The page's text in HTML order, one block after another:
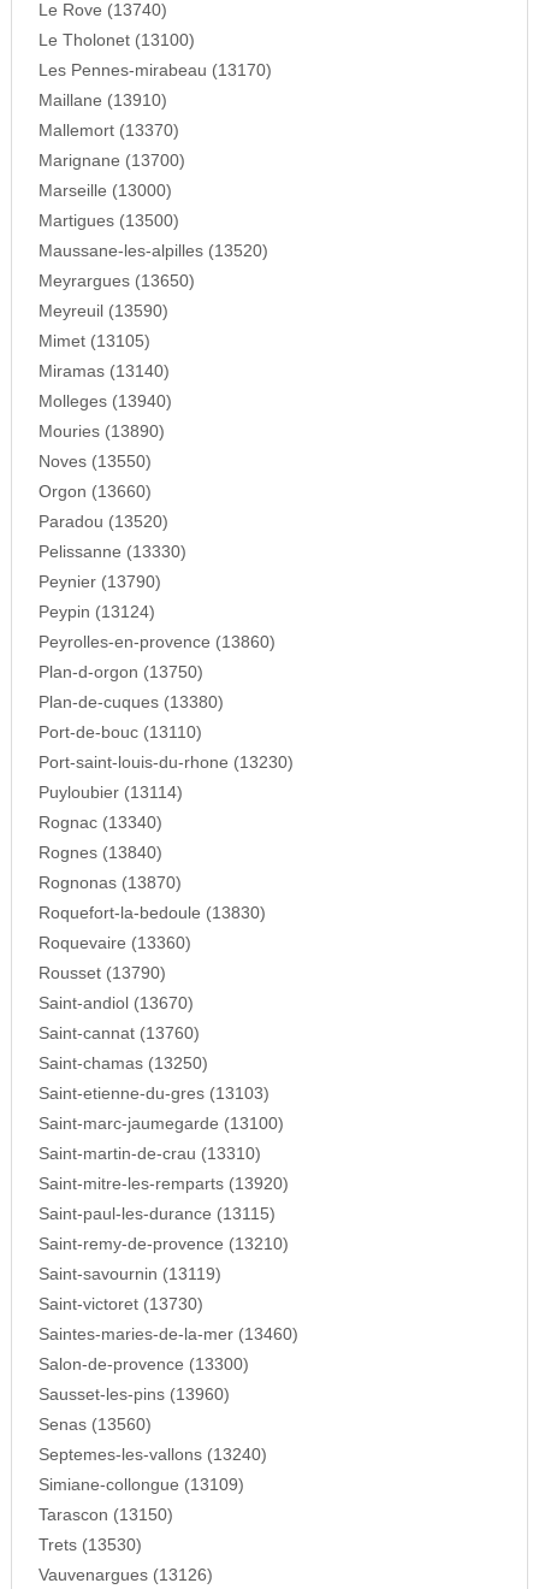
Le Rove (13740)
Le Tholonet (13100)
Les Pennes-mirabeau (13170)
Maillane (13910)
Mallemort (13370)
Marignane (13700)
Marseille (13000)
Martigues (13500)
Maussane-les-alpilles (13520)
Meyrargues (13650)
Meyreuil (13590)
Mimet (13105)
Miramas (13140)
Molleges (13940)
Mouries (13890)
Noves (13550)
Orgon (13660)
Paradou (13520)
Pelissanne (13330)
Peynier (13790)
Peypin (13124)
Peyrolles-en-provence (13860)
Plan-d-orgon (13750)
Plan-de-cuques (13380)
Port-de-bouc (13110)
Port-saint-louis-du-rhone (13230)
Puyloubier (13114)
Rognac (13340)
Rognes (13840)
Rognonas (13870)
Roquefort-la-bedoule (13830)
Roquevaire (13360)
Rousset (13790)
Saint-andiol (13670)
Saint-cannat (13760)
Saint-chamas (13250)
Saint-etienne-du-gres (13103)
Saint-marc-jaumegarde (13100)
Saint-martin-de-crau (13310)
Saint-mitre-les-remparts (13920)
Saint-paul-les-durance (13115)
Saint-remy-de-provence (13210)
Saint-savournin (13119)
Saint-victoret (13730)
Saintes-maries-de-la-mer (13460)
Salon-de-provence (13300)
Sausset-les-pins (13960)
Senas (13560)
Septemes-les-vallons (13240)
Simiane-collongue (13109)
Tarascon (13150)
Trets (13530)
Vauvenargues (13126)